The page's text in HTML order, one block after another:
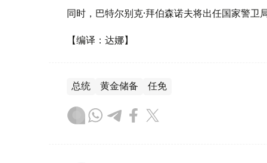
同时，巴特尔别克·拜伯森诺夫将出任国家警卫
【编译：达娜】
总统 黄金储备 任免